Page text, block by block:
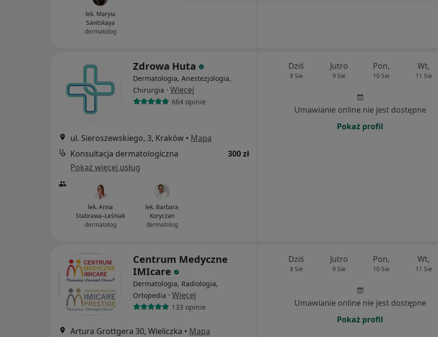
lek. Maryia
Savitskaya
dermatolog
Zdrowa Huta
Dermatologia, Anestezjologia,
Chirurgia · Więcej
664 opinie
ul. Sieroszewskiego, 3, Kraków • Mapa
Konsultacja dermatologiczna
300 zł
Pokaż więcej usług
lek. Anna
Stabrawa–Leśniak
dermatolog
lek. Barbara
Koryczan
dermatolog
Dziś
8 Sie
Jutro
9 Sie
Pon,
10 Sie
Wt,
11 Sie
Umawianie online nie jest dostępne
Pokaż profil
Centrum Medyczne
IMIcare
Dermatologia, Radiologia,
Ortopedia · Więcej
133 opinie
Artura Grottgera 30, Wieliczka • Mapa
Dziś
8 Sie
Jutro
9 Sie
Pon,
10 Sie
Wt,
11 Sie
Umawianie online nie jest dostępne
Pokaż profil